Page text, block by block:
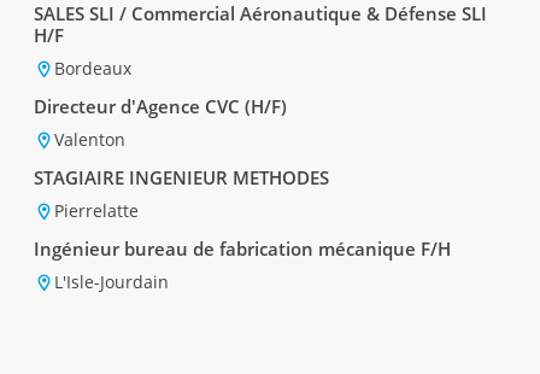
SALES SLI / Commercial Aéronautique & Défense SLI
H/F
Bordeaux
Directeur d'Agence CVC (H/F)
Valenton
STAGIAIRE INGENIEUR METHODES
Pierrelatte
Ingénieur bureau de fabrication mécanique F/H
L'Isle-Jourdain